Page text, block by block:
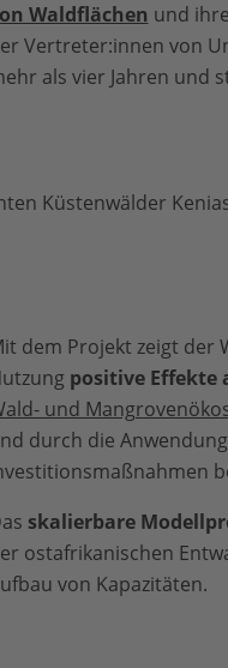
Waldflächen und
Vertreter:innen von
als vier Jahren und
Küstenwälder
dem Projekt zeigt der
positive Effekte
und
durch die
skalierbare
ostafrikanischen
von Kapazitäten.